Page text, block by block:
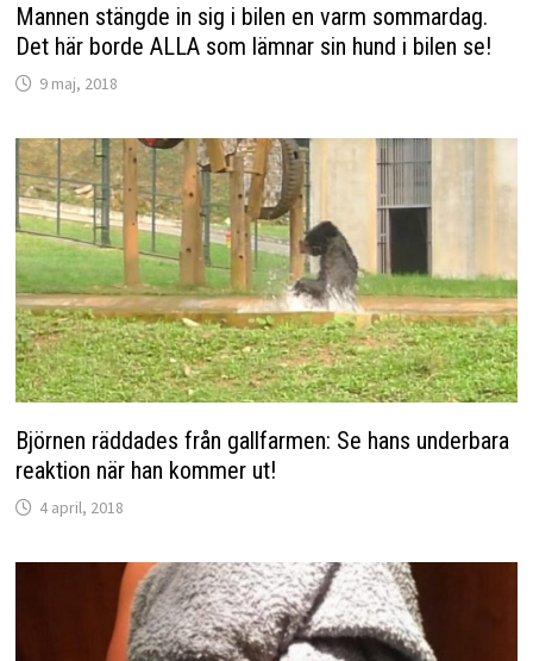
Mannen stängde in sig i bilen en varm sommardag.
Det här borde ALLA som lämnar sin hund i bilen se!
9 maj, 2018
Björnen räddades från gallfarmen: Se hans underbara
reaktion när han kommer ut!
4 april, 2018